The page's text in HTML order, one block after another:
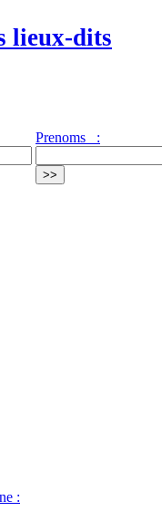
lieux-dits
Prenoms :
: